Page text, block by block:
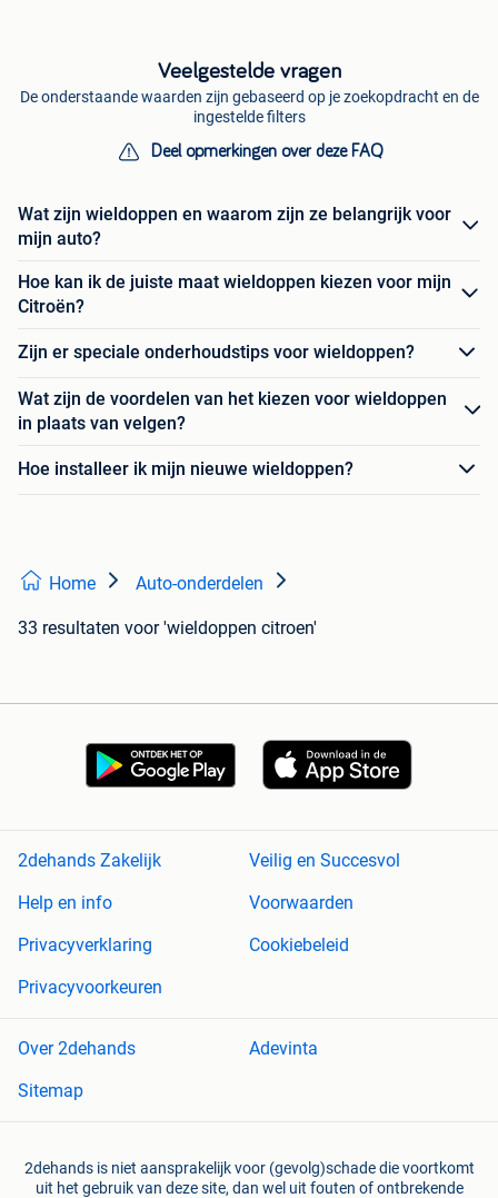
Veelgestelde vragen
De onderstaande waarden zijn gebaseerd op je zoekopdracht en de
ingestelde filters
Deel opmerkingen over deze FAQ
Wat zijn wieldoppen en waarom zijn ze belangrijk voor
mijn auto?
Hoe kan ik de juiste maat wieldoppen kiezen voor mijn
Citroën?
Zijn er speciale onderhoudstips voor wieldoppen?
Wat zijn de voordelen van het kiezen voor wieldoppen
in plaats van velgen?
Hoe installeer ik mijn nieuwe wieldoppen?
Home Auto-onderdelen
33 resultaten voor 'wieldoppen citroen'
2dehands Zakelijk
Veilig en Succesvol
Help en info
Voorwaarden
Privacyverklaring
Cookiebeleid
Privacyvoorkeuren
Over 2dehands
Adevinta
Sitemap
2dehands is niet aansprakelijk voor (gevolg)schade die voortkomt
uit het gebruik van deze site, dan wel uit fouten of ontbrekende